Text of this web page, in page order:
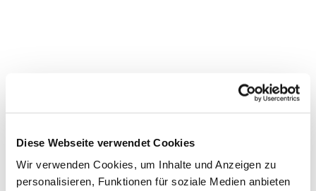
Diese Webseite verwendet Cookies
Wir verwenden Cookies, um Inhalte und Anzeigen zu
personalisieren, Funktionen für soziale Medien anbieten